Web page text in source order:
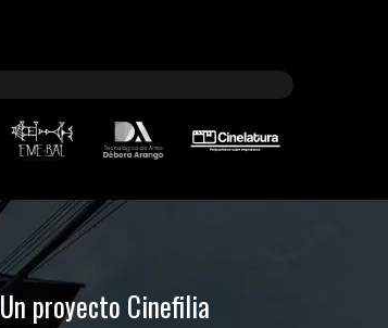
Un proyecto Cinefilia